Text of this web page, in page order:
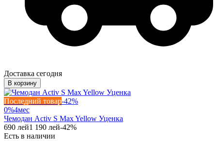
Доставка сегодня
В корзину
Последний товар-42%
0%4мес
Чемодан Activ S Max Yellow Уценка
690 лей1 190 лей-42%
Есть в наличии